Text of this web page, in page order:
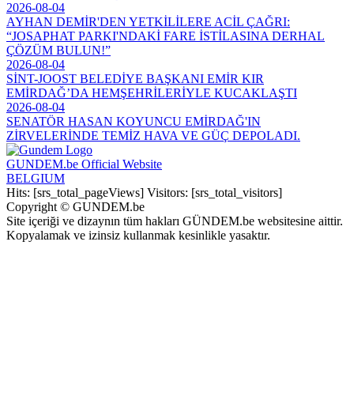
2026-08-04
AYHAN DEMİR'DEN YETKİLİLERE ACİL ÇAĞRI:
“JOSAPHAT PARKI'NDAKİ FARE İSTİLASINA DERHAL
ÇÖZÜM BULUN!”
2026-08-04
SİNT-JOOST BELEDİYE BAŞKANI EMİR KIR
EMİRDAĞ’DA HEMŞEHRİLERİYLE KUCAKLAŞTI
2026-08-04
SENATÖR HASAN KOYUNCU EMİRDAĞ'IN
ZİRVELERİNDE TEMİZ HAVA VE GÜÇ DEPOLADI.
GUNDEM.be Official Website
BELGIUM
Hits: [srs_total_pageViews] Visitors: [srs_total_visitors]
Copyright © GUNDEM.be
Site içeriği ve dizaynın tüm hakları GÜNDEM.be websitesine aittir.
Kopyalamak ve izinsiz kullanmak kesinlikle yasaktır.